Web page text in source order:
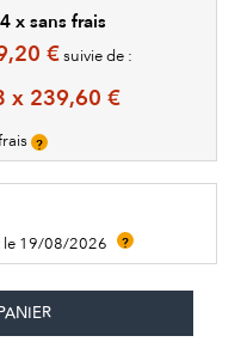
x sans frais
€suivie de :
x 239,60 €
?
le 19/08/2026 ?